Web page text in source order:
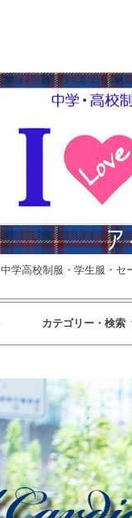
中学高校制服・学生服・セ
カテゴリー・検索